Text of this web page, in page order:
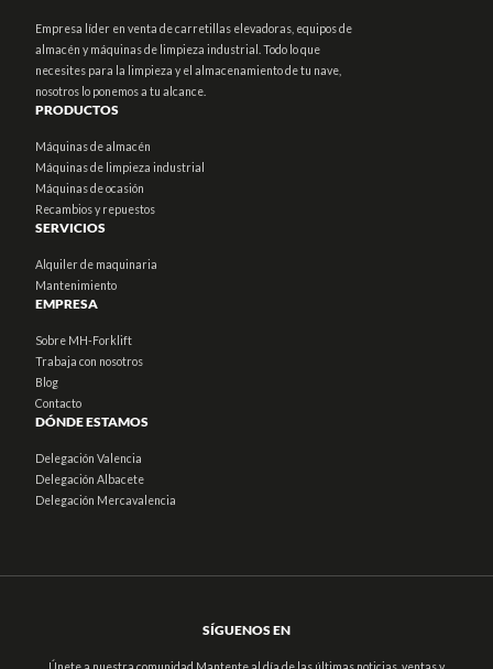
Empresa líder en venta de carretillas elevadoras, equipos de
almacén y máquinas de limpieza industrial. Todo lo que
necesites para la limpieza y el almacenamiento de tu nave,
nosotros lo ponemos a tu alcance.
PRODUCTOS
Máquinas de almacén
Máquinas de limpieza industrial
Máquinas de ocasión
Recambios y repuestos
SERVICIOS
Alquiler de maquinaria
Mantenimiento
EMPRESA
Sobre MH-Forklift
Trabaja con nosotros
Blog
Contacto
DÓNDE ESTAMOS
Delegación Valencia
Delegación Albacete
Delegación Mercavalencia
SÍGUENOS EN